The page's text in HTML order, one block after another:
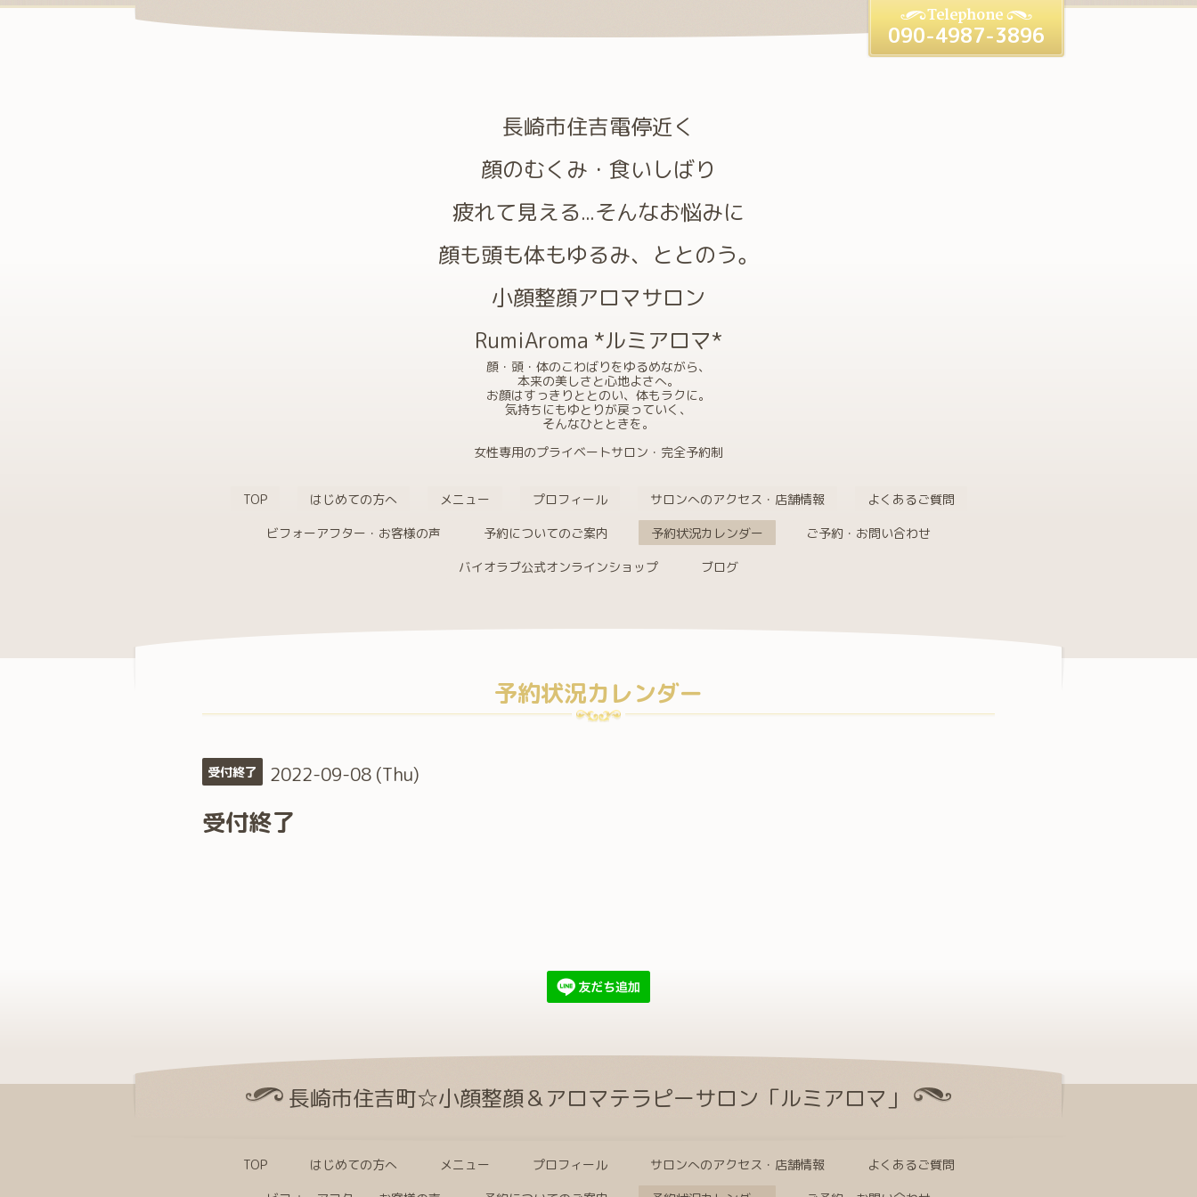
長崎市住吉電停近く
顔のむくみ・食いしばり
疲れて見える...そんなお悩みに
顔も頭も体もゆるみ、ととのう。
小顔整顔アロマサロン
RumiAroma *ルミアロマ*
顔・頭・体のこわばりをゆるめながら、
本来の美しさと心地よさへ。
お顔はすっきりととのい、体もラクに。
気持ちにもゆとりが戻っていく、
そんなひとときを。
女性専用のプライベートサロン・完全予約制
090-4987-3896
TOP はじめての方へ メニュー プロフィール サロンへのアクセス・店舗情報
よくあるご質問
ビフォーアフター・お客様の声
予約についてのご案内 予約状況カレンダー
ご予約・お問い合わせ
バイオラブ公式オンラインショップ
ブログ
予約状況カレンダー
受付終了 2022-09-08 (Thu)
受付終了
長崎市住吉町☆小顔整顔＆アロマテラピーサロン「ルミアロマ」
TOP はじめての方へ メニュー プロフィール サロンへのアクセス・店舗情報
よくあるご質問